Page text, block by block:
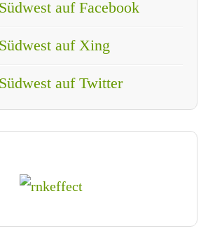
auf Facebook
auf Xing
auf Twitter